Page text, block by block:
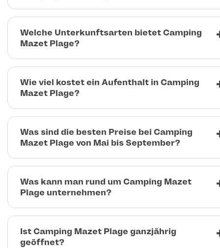
Welche Unterkunftsarten bietet Camping
Mazet Plage?
Wie viel kostet ein Aufenthalt in Camping
Mazet Plage?
Was sind die besten Preise bei Camping
Mazet Plage von Mai bis September?
Was kann man rund um Camping Mazet
Plage unternehmen?
Ist Camping Mazet Plage ganzjährig
geöffnet?